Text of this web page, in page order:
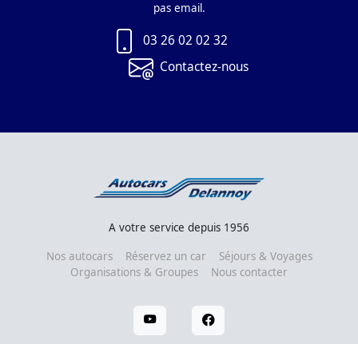
pas email.
03 26 02 02 32
Contactez-nous
A votre service depuis 1956
Nos autocars
Réservez un car
Séjours & Voyages
Organisations & Groupes
Nous contacter